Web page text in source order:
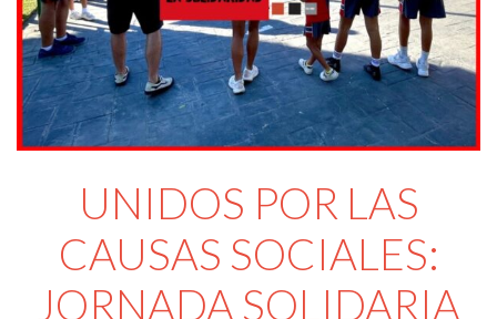
UNIDOS POR LAS
CAUSAS SOCIALES:
JORNADA SOLIDARIA